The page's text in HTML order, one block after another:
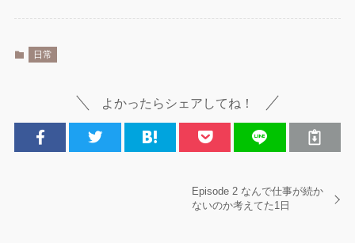
日常
よかったらシェアしてね！
Episode 2 なんで仕事が続か
ないのか考えてた1日